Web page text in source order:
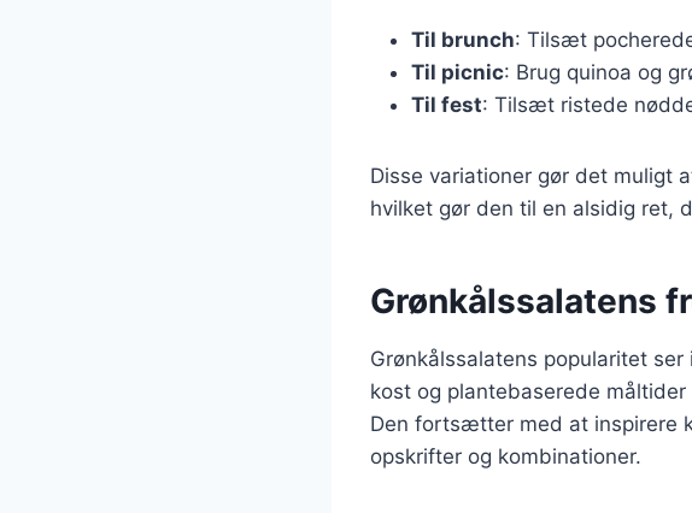
Til brunch: Tilsæt
Til picnic: Brug quinoa og
Til fest: Tilsæt ristede
Disse variationer gør det muligt
hvilket gør den til en alsidig ret,
Grønkålssalatens
Grønkålssalatens popularitet
kost og plantebaserede
Den fortsætter med at inspirere
opskrifter og kombinationer.